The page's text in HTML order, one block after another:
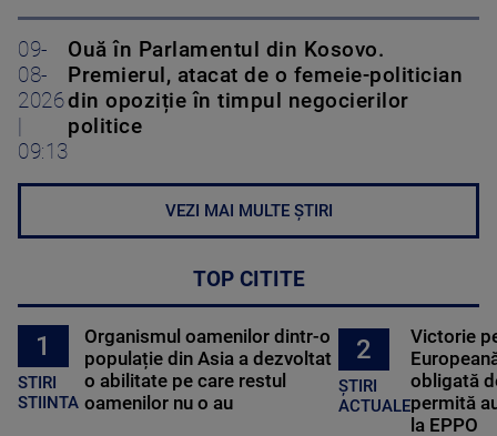
09-
08-
2026
09:13
Ouă în Parlamentul din Kosovo.
Premierul, atacat de o femeie-politician
din opoziție în timpul negocierilor
politice
VEZI MAI MULTE ȘTIRI
TOP CITITE
1
STIRI
STIINTA
Organismul oamenilor dintr-o
populație din Asia a dezvoltat
o abilitate pe care restul
oamenilor nu o au
2
ȘTIRI
ACTUALE
Victorie
obligată
permită
la EPPO